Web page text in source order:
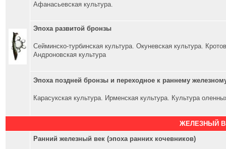
Афанасьевская культура.
Эпоха развитой бронзы
Сейминско-турбинская культура. Окуневская культура.
Андроновская культура
Эпоха поздней бронзы и переходное к раннему
Карасукская культура. Ирменская культура. Культура
ЖЕЛЕЗНЫЙ
Ранний железный век (эпоха ранних кочевников)